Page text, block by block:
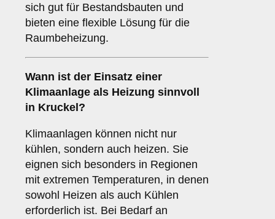
sich gut für Bestandsbauten und
bieten eine flexible Lösung für die
Raumbeheizung.
Wann ist der Einsatz einer
Klimaanlage als Heizung sinnvoll
in Kruckel?
Klimaanlagen können nicht nur
kühlen, sondern auch heizen. Sie
eignen sich besonders in Regionen
mit extremen Temperaturen, in denen
sowohl Heizen als auch Kühlen
erforderlich ist. Bei Bedarf an